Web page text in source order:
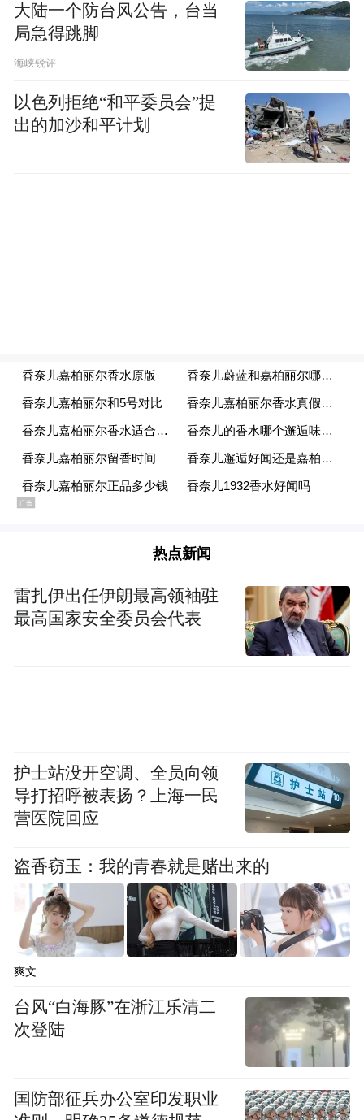
故事格局：从个体叙事到时代缩影
目将这位普通农民对鹅产业的深耕细作，以
精准的数据呈现，让观众直观感受到现代农
业的科技含量。观众不仅看到了一个成功企
业家的奋斗史，更看到了中国农村产业升级
的微观样本。
人训练师这一新兴职业，记录他们日复一日
的训练工作，展现了科技创新背后的人文温
度。人工智能不是冰冷的技术突破，而是人
类智慧的延伸与拓展。高科技与人文关怀相
大陆一个防台风公告，台当
局急得跳脚
海峡锐评
以色列拒绝“和平委员会”提
出的加沙和平计划
热点新闻
雷扎伊出任伊朗最高领袖驻
最高国家安全委员会代表
护士站没开空调、全员向领
导打招呼被表扬？上海一民
营医院回应
盗香窃玉：我的青春就是赌出来的
爽文
台风“白海豚”在浙江乐清二
次登陆
国防部征兵办公室印发职业